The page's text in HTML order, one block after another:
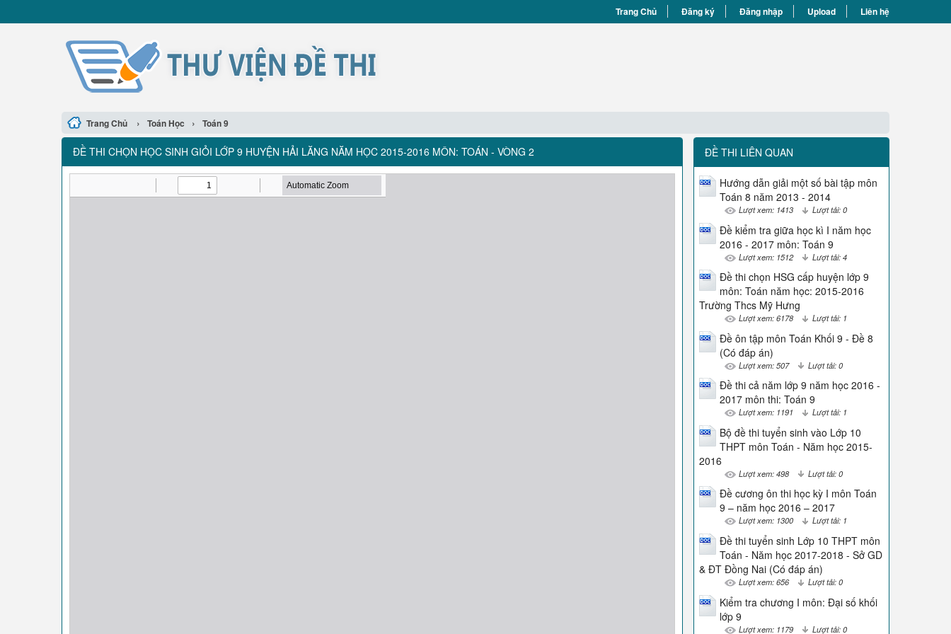
Trang Chủ Đăng ký Đăng nhập Upload Liên hệ
Trang Chủ › Toán Học › Toán 9
ĐỀ THI CHỌN HỌC SINH GIỎI LỚP 9 HUYỆN HẢI LĂNG NĂM HỌC 2015-2016 MÔN: TOÁN - VÒNG 2 ĐỀ THI LIÊN QUAN
Hướng dẫn giải một số bài tập môn
Toán 8 năm 2013 - 2014
Lượt xem: 1413 Lượt tải: 0
Đề kiểm tra giữa học kì I năm học
2016 - 2017 môn: Toán 9
Lượt xem: 1512 Lượt tải: 4
Đề thi chọn HSG cấp huyện lớp 9
môn: Toán năm học: 2015-2016
Trường Thcs Mỹ Hưng
Lượt xem: 6178 Lượt tải: 1
Đề ôn tập môn Toán Khối 9 - Đề 8
(Có đáp án)
Lượt xem: 507 Lượt tải: 0
Đề thi cả năm lớp 9 năm học 2016 -
2017 môn thi: Toán 9
Lượt xem: 1191 Lượt tải: 1
Bộ đề thi tuyển sinh vào Lớp 10
THPT môn Toán - Năm học 2015-
2016
Lượt xem: 498 Lượt tải: 0
Đề cương ôn thi học kỳ I môn Toán
9 – năm học 2016 – 2017
Lượt xem: 1300 Lượt tải: 1
Đề thi tuyển sinh Lớp 10 THPT môn
Toán - Năm học 2017-2018 - Sở GD
& ĐT Đồng Nai (Có đáp án)
Lượt xem: 656 Lượt tải: 0
Kiểm tra chương I môn: Đại số khối
lớp 9
Lượt xem: 1179 Lượt tải: 0